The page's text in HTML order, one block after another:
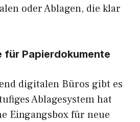
oder Ablagen, die klar
für Papierdokumente
digitalen Büros gibt es
Ablagesystem hat
Eingangsbox für neue